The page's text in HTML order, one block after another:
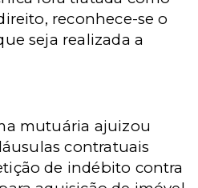
reconhece-se o
seja realizada a
mutuária ajuizou
contratuais
de indébito contra